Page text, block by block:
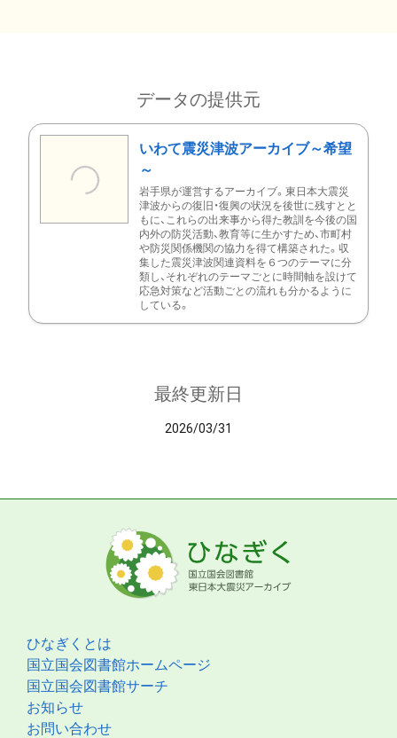
データの提供元
いわて震災津波アーカイブ～希望
～
岩手県が運営するアーカイブ。東日本大震災
津波からの復旧・復興の状況を後世に残すとと
もに、これらの出来事から得た教訓を今後の国
内外の防災活動、教育等に生かすため、市町村
や防災関係機関の協力を得て構築された。収
集した震災津波関連資料を６つのテーマに分
類し、それぞれのテーマごとに時間軸を設けて
応急対策など活動ごとの流れも分かるように
している。
最終更新日
2026/03/31
ひなぎくとは
国立国会図書館ホームページ
国立国会図書館サーチ
お知らせ
お問い合わせ